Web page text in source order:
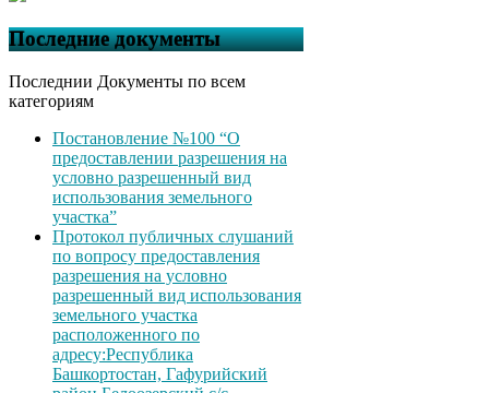
Последние документы
Последнии Документы по всем
категориям
Постановление №100 “О
предоставлении разрешения на
условно разрешенный вид
использования земельного
участка”
Протокол публичных слушаний
по вопросу предоставления
разрешения на условно
разрешенный вид использования
земельного участка
расположенного по
адресу:Республика
Башкортостан, Гафурийский